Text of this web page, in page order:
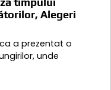
Alegeri
a prezentat o
unde